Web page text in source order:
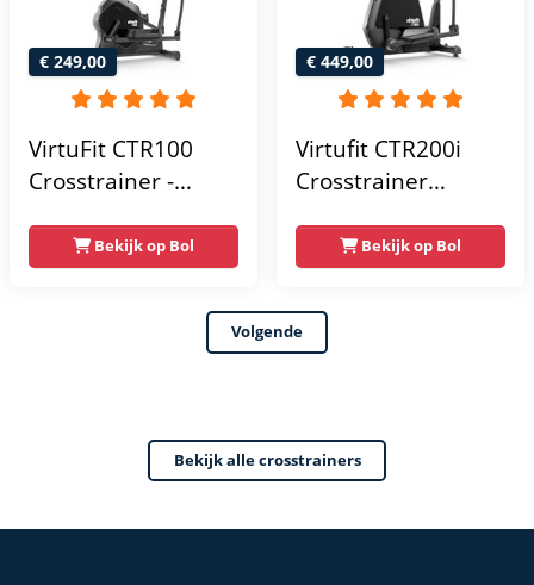
€ 249,00
VirtuFit CTR100
Crosstrainer -
120kg - 8
Weerstandsniveaus
trainingsprogrammas
- Crosstrainers
Fitness - 2026
Bekijk op Bol
€ 449,00
Virtufit CTR200i
Crosstrainer
Hartslagfunctie -
Crosstrainers -
Bluetooth -
Crosstrainer
weerstandsniveaus
- 24 programma's
Bekijk op Bol
Volgende
Bekijk alle crosstrainers